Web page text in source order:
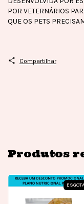
POR VETERNÁRIOS
QUE OS PETS
Compartilhar
Produtos